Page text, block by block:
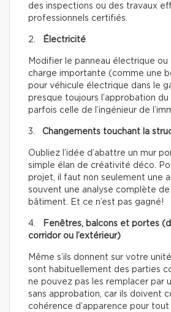
des inspections ou des travaux
professionnels certifiés.
2. Électricité
Modifier le panneau électrique ou
charge importante (comme une
pour véhicule électrique dans le
presque toujours l’approbation
parfois celle de l’ingénieur de
3. Changements touchant la
Oubliez l’idée d’abattre un mur
simple élan de créativité déco.
projet, il faut non seulement une
souvent une analyse complète
bâtiment. Et ce n’est pas gagné!
4.
Fenêtres, balcons et portes
corridor ou l’extérieur)
Même s’ils donnent sur votre
sont habituellement des parties
ne pouvez pas les remplacer par
sans approbation, car ils doivent
cohérence d’apparence pour tout